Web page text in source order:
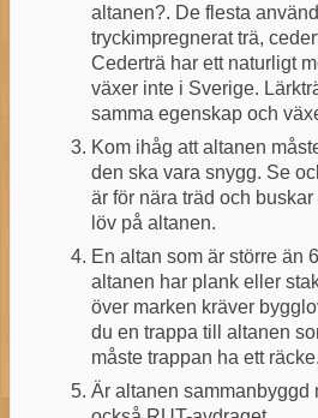
altanen?. De flesta
tryckimpregnerat trä,
Cederträ har ett naturligt
växer inte i Sverige.
samma egenskap och
Kom ihåg att altanen
den ska vara snygg. Se
är för nära träd och
löv på altanen.
En altan som är större än
altanen har plank eller
över marken kräver
du en trappa till altanen
måste trappan ha ett räcke.
Är altanen sammanbyggd